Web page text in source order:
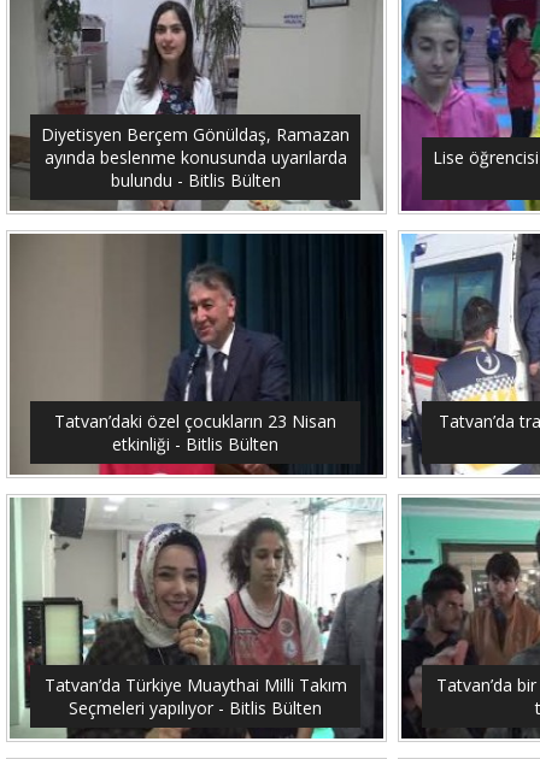
Diyetisyen Berçem Gönüldaş, Ramazan
ayında beslenme konusunda uyarılarda
bulundu - Bitlis Bülten
Lise
Tatvan’daki özel çocukların 23 Nisan
etkinliği - Bitlis Bülten
Tatvan’da
Tatvan’da Türkiye Muaythai Milli Takım
Seçmeleri yapılıyor - Bitlis Bülten
Tatvan’da